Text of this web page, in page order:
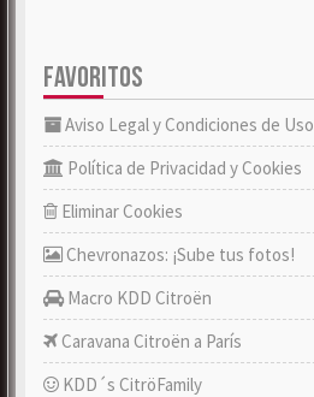
FAVORITOS
Aviso Legal y Condiciones de Uso
Política de Privacidad y Cookies
Eliminar Cookies
Chevronazos: ¡Sube tus fotos!
Macro KDD Citroën
Caravana Citroën a París
KDD´s CitröFamily